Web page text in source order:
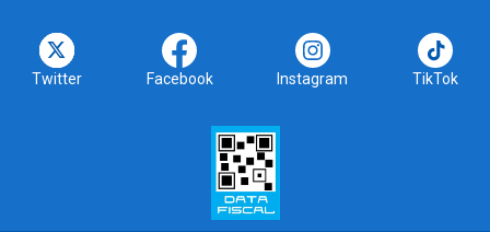
Twitter Facebook Instagram TikTok